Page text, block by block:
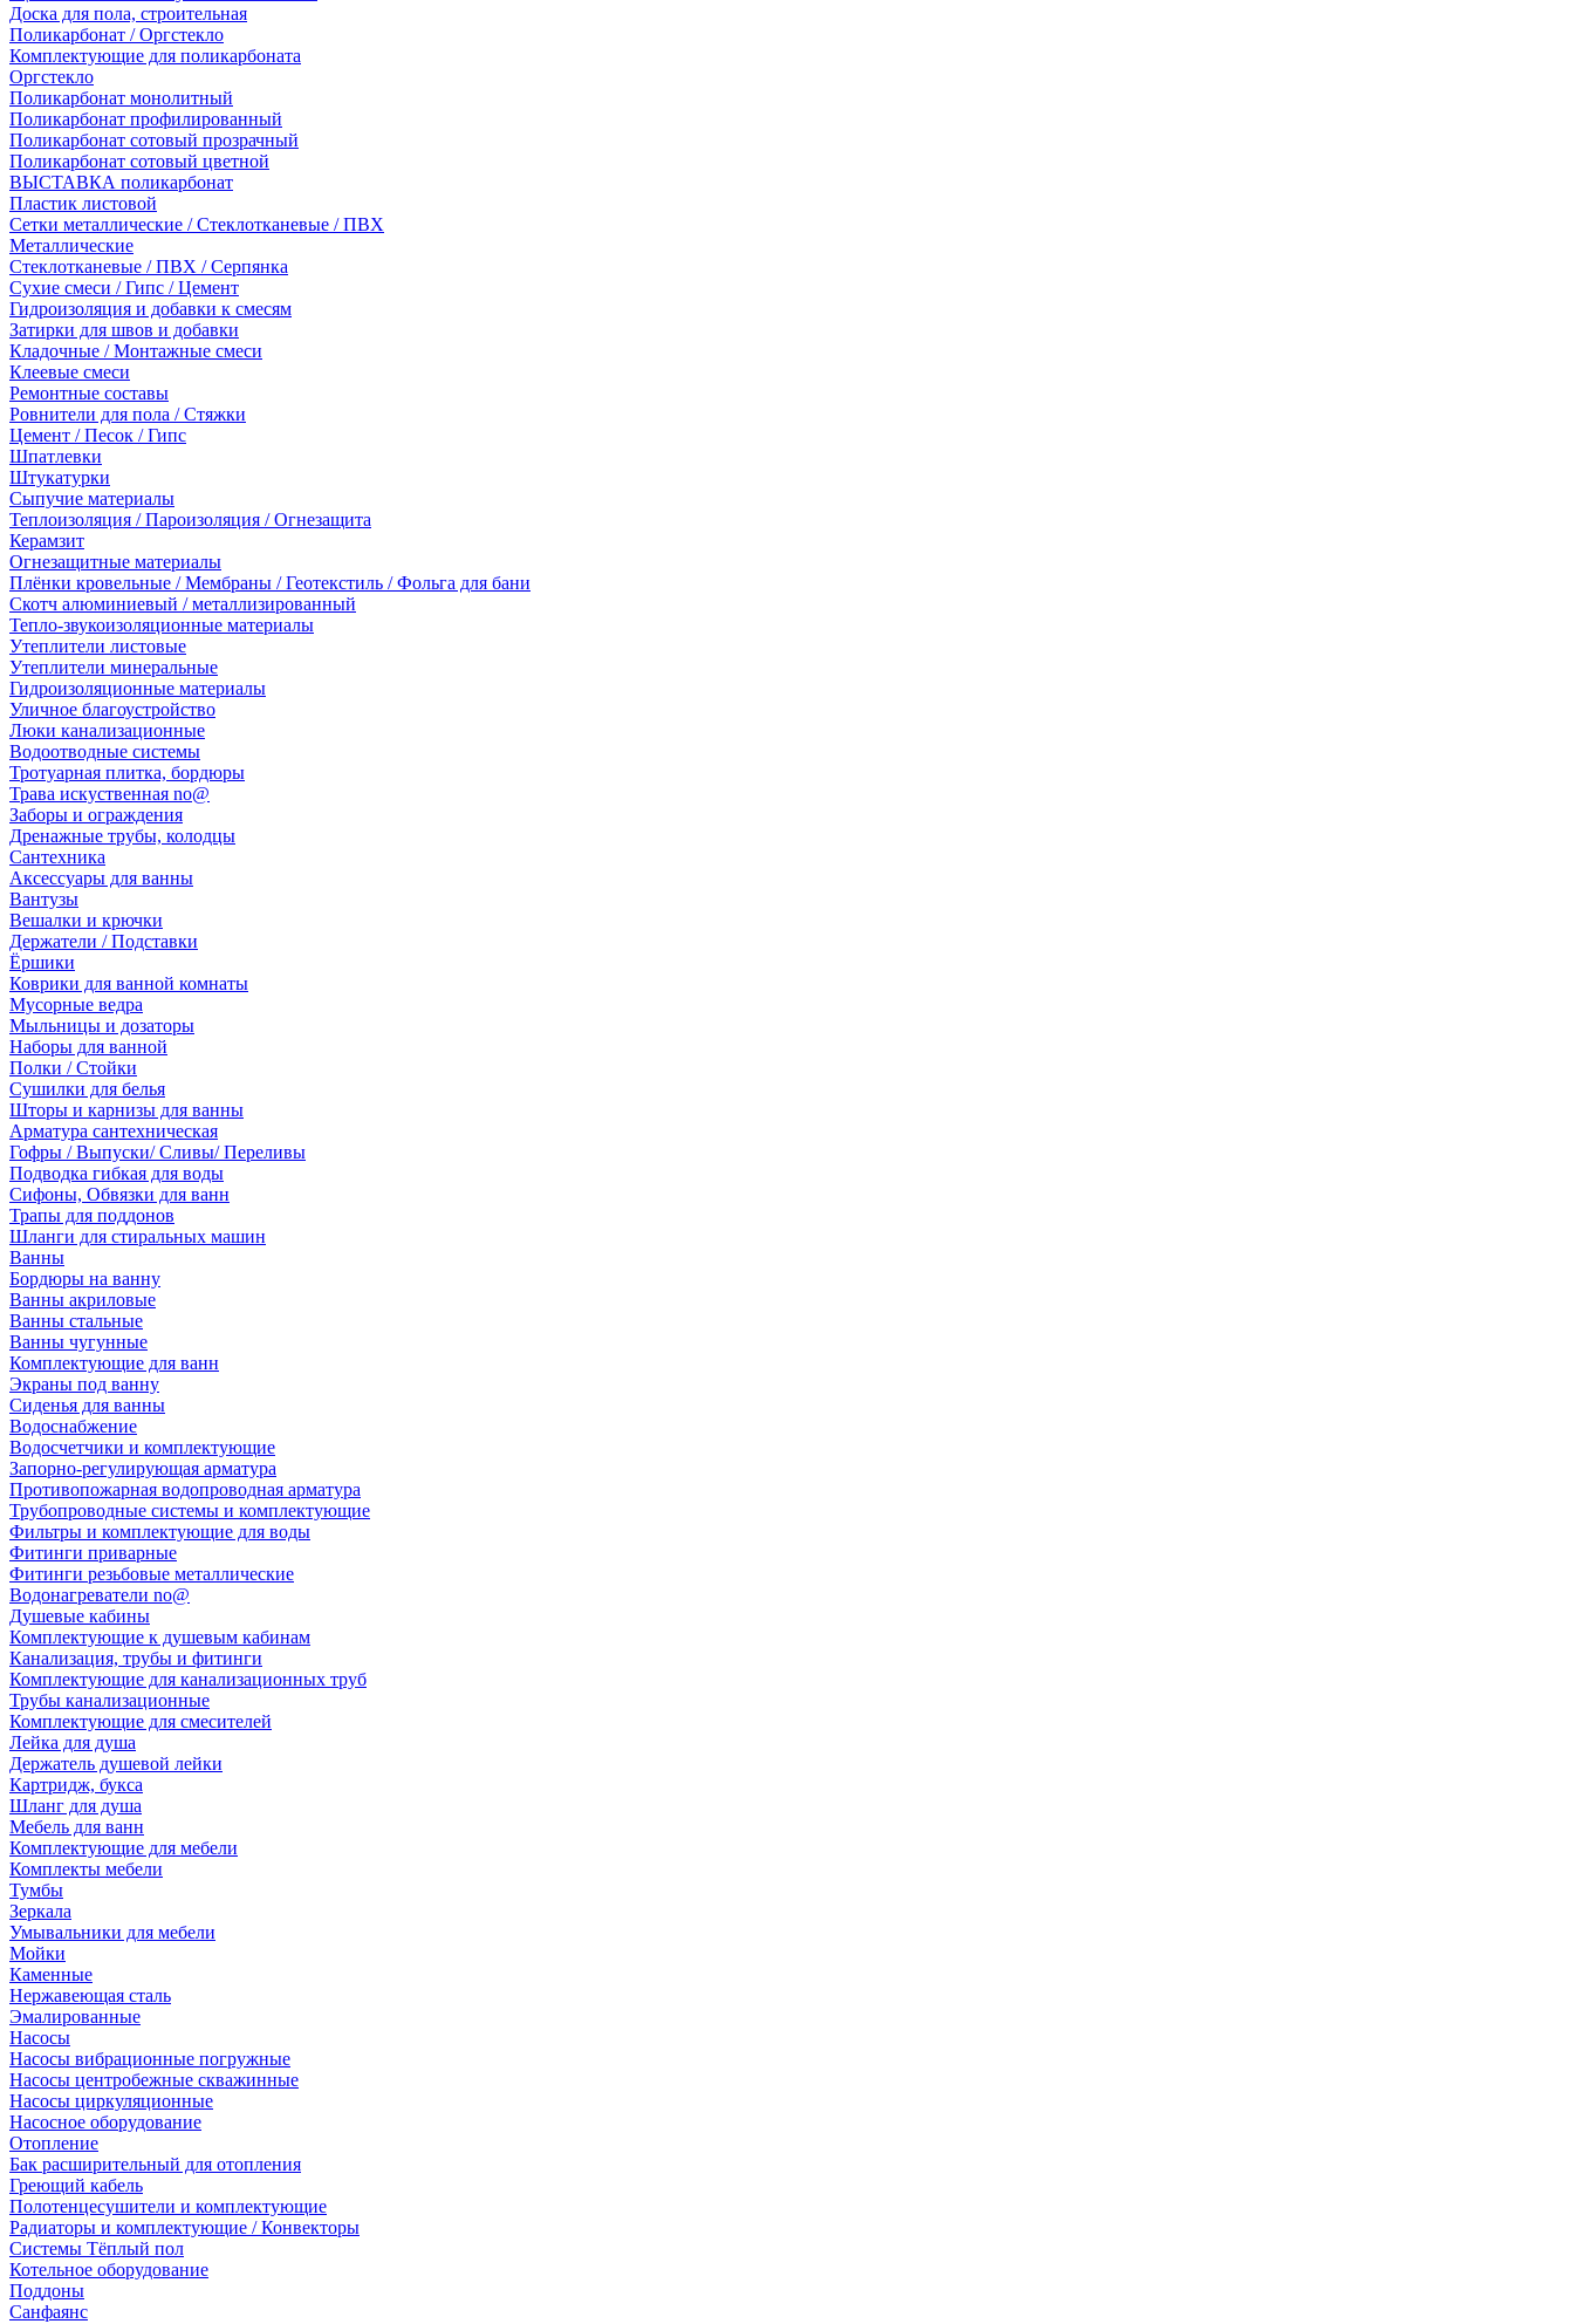
Доска для пола, строительная
Поликарбонат / Оргстекло
Комплектующие для поликарбоната
Оргстекло
Поликарбонат монолитный
Поликарбонат профилированный
Поликарбонат сотовый прозрачный
Поликарбонат сотовый цветной
ВЫСТАВКА поликарбонат
Пластик листовой
Сетки металлические / Стеклотканевые / ПВХ
Металлические
Стеклотканевые / ПВХ / Серпянка
Сухие смеси / Гипс / Цемент
Гидроизоляция и добавки к смесям
Затирки для швов и добавки
Кладочные / Монтажные смеси
Клеевые смеси
Ремонтные составы
Ровнители для пола / Стяжки
Цемент / Песок / Гипс
Шпатлевки
Штукатурки
Сыпучие материалы
Теплоизоляция / Пароизоляция / Огнезащита
Керамзит
Огнезащитные материалы
Плёнки кровельные / Мембраны / Геотекстиль / Фольга для бани
Скотч алюминиевый / металлизированный
Тепло-звукоизоляционные материалы
Утеплители листовые
Утеплители минеральные
Гидроизоляционные материалы
Уличное благоустройство
Люки канализационные
Водоотводные системы
Тротуарная плитка, бордюры
Трава искуственная no@
Заборы и ограждения
Дренажные трубы, колодцы
Сантехника
Аксессуары для ванны
Вантузы
Вешалки и крючки
Держатели / Подставки
Ёршики
Коврики для ванной комнаты
Мусорные ведра
Мыльницы и дозаторы
Наборы для ванной
Полки / Стойки
Сушилки для белья
Шторы и карнизы для ванны
Арматура сантехническая
Гофры / Выпуски/ Сливы/ Переливы
Подводка гибкая для воды
Сифоны, Обвязки для ванн
Трапы для поддонов
Шланги для стиральных машин
Ванны
Бордюры на ванну
Ванны акриловые
Ванны стальные
Ванны чугунные
Комплектующие для ванн
Экраны под ванну
Сиденья для ванны
Водоснабжение
Водосчетчики и комплектующие
Запорно-регулирующая арматура
Противопожарная водопроводная арматура
Трубопроводные системы и комплектующие
Фильтры и комплектующие для воды
Фитинги приварные
Фитинги резьбовые металлические
Водонагреватели no@
Душевые кабины
Комплектующие к душевым кабинам
Канализация, трубы и фитинги
Комплектующие для канализационных труб
Трубы канализационные
Комплектующие для смесителей
Лейка для душа
Держатель душевой лейки
Картридж, букса
Шланг для душа
Мебель для ванн
Комплектующие для мебели
Комплекты мебели
Тумбы
Зеркала
Умывальники для мебели
Мойки
Каменные
Нержавеющая сталь
Эмалированные
Насосы
Насосы вибрационные погружные
Насосы центробежные скважинные
Насосы циркуляционные
Насосное оборудование
Отопление
Бак расширительный для отопления
Греющий кабель
Полотенцесушители и комплектующие
Радиаторы и комплектующие / Конвекторы
Системы Тёплый пол
Котельное оборудование
Поддоны
Санфаянс